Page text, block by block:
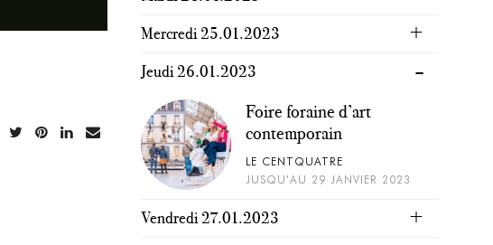
Mercredi 25.01.2023
Jeudi 26.01.2023
Foire foraine d’art
contemporain
LE CENTQUATRE
JUSQU'AU 29 JANVIER 2023
Vendredi 27.01.2023